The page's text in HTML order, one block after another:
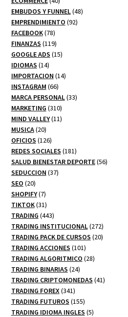
productos
EMBUDOS Y FUNNEL 4848
EMPRENDIMIENTO 9292
FACEBOOK 7878
productos
FINANZAS 119119
productos
GOOGLE ADS 1515
IDIOMAS 1414
productos
IMPORTACION 1414
INSTAGRAM 6666
productos
MARCA PERSONAL 3333
MARKETING 310310
productos
MIND VALLEY 1111
MUSICA 2020
productos
OFICIOS 126126
productos
REDES SOCIALES 181181
productos
SALUD BIENESTAR DEPORTE 5656
SEDUCCION 3737
SEO 2020
productos
SHOPIFY 77
productos
TIKTOK 3131
productos
TRADING 443443
productos
TRADING INSTITUCIONAL 272272
productos
TRADING PACK DE CURSOS 2020
TRADING ACCIONES 101101
productos
TRADING ALGORITMICO 2828
TRADING BINARIAS 2424
productos
TRADING CRIPTOMONEDAS 4141
TRADING FOREX 341341
productos
TRADING FUTUROS 155155
productos
TRADING IDIOMA INGLES 55